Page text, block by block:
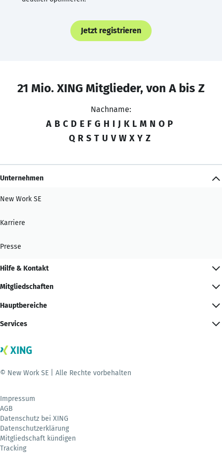
Jetzt registrieren
21 Mio. XING Mitglieder, von A bis Z
Nachname:
A B C D E F G H I J K L M N O P
Q R S T U V W X Y Z
Unternehmen
New Work SE
Karriere
Presse
Hilfe & Kontakt
Mitgliedschaften
Hauptbereiche
Services
© New Work SE | Alle Rechte vorbehalten
Impressum
AGB
Datenschutz bei XING
Datenschutzerklärung
Mitgliedschaft kündigen
Tracking